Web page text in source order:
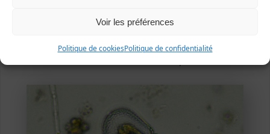
Voir les préférences
Politique de cookiesPolitique de confidentialité